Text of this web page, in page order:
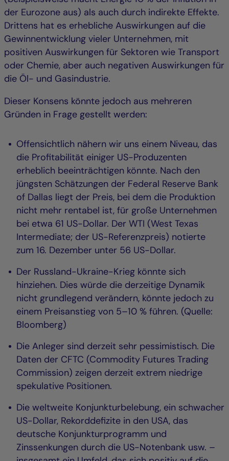
der Eurozone aus) als auch durch indirekte Effekte.
Drittens hat es erhebliche Auswirkungen auf die
Gewinnentwicklung vieler Unternehmen, mit
positiven Auswirkungen für Sektoren wie Transport
oder Chemie, aber auch negativen Auswirkungen für
die Öl- und Gasindustrie.
Dieser Konsens könnte jedoch aus mehreren
Gründen in Frage gestellt werden:
Offensichtlich nähern wir uns einem Niveau, das
die Profitabilität einiger US-Produzenten
erheblich beeinträchtigen könnte. Nach den
jüngsten Schätzungen der Federal Reserve Bank
of Dallas liegt der Preis, bei dem die Produktion
nicht mehr rentabel ist, für große Unternehmen
bei etwa 61 US-Dollar. Der WTI (West Texas
Intermediate; der US-Referenzpreis) notierte
zum 16. Dezember unter 56 US-Dollar.
Der Russland-Ukraine-Krieg könnte sich
hinziehen. Dies würde die derzeitige Dynamik
nicht grundlegend verändern, könnte jedoch zu
einem Preisanstieg von 5–10 % führen. (Quelle:
Bloomberg)
Die Anleger sind derzeit sehr pessimistisch. Die
Daten der CFTC (Commodity Futures Trading
Commission) zeigen derzeit extrem niedrige
spekulative Positionen.
Die weltweite Konjunkturbelebung, ein schwacher
US-Dollar, Rekorddefizite in den USA, das
deutsche Konjunkturprogramm und
Zinssenkungen durch die US-Notenbank usw. –